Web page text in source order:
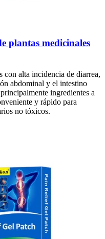
plantas medicinales
con alta incidencia de diarrea,
abdominal y el intestino
ingredientes a
y rápido para
no tóxicos.